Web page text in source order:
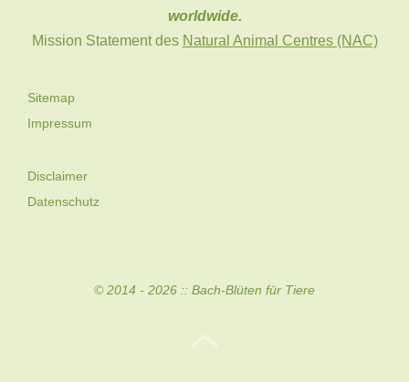
worldwide.
Mission Statement des Natural Animal Centres (NAC)
Sitemap
Impressum
Disclaimer
Datenschutz
© 2014 - 2026 :: Bach-Blüten für Tiere